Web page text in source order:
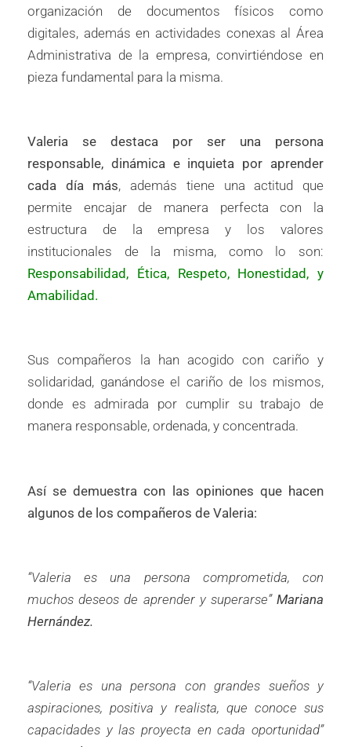
organización de documentos físicos como
digitales, además en actividades conexas al Área
Administrativa de la empresa, convirtiéndose en
pieza fundamental para la misma.
Valeria se destaca por ser una persona
responsable, dinámica e inquieta por aprender
cada día más, además tiene una actitud que
permite encajar de manera perfecta con la
estructura de la empresa y los valores
institucionales de la misma, como lo son:
Responsabilidad, Ética, Respeto, Honestidad, y
Amabilidad.
Sus compañeros la han acogido con cariño y
solidaridad, ganándose el cariño de los mismos,
donde es admirada por cumplir su trabajo de
manera responsable, ordenada, y concentrada.
Así se demuestra con las opiniones que hacen
algunos de los compañeros de Valeria:
“Valeria es una persona comprometida, con
muchos deseos de aprender y superarse” Mariana
Hernández.
“Valeria es una persona con grandes sueños y
aspiraciones, positiva y realista, que conoce sus
capacidades y las proyecta en cada oportunidad”